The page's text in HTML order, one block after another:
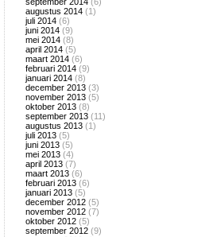
augustus 2014 (1)
juli 2014 (6)
juni 2014 (9)
mei 2014 (8)
april 2014 (5)
maart 2014 (6)
februari 2014 (9)
januari 2014 (8)
december 2013 (3)
november 2013 (5)
oktober 2013 (8)
september 2013 (11)
augustus 2013 (1)
juli 2013 (5)
juni 2013 (5)
mei 2013 (4)
april 2013 (7)
maart 2013 (6)
februari 2013 (6)
januari 2013 (5)
december 2012 (5)
november 2012 (7)
oktober 2012 (5)
september 2012 (9)